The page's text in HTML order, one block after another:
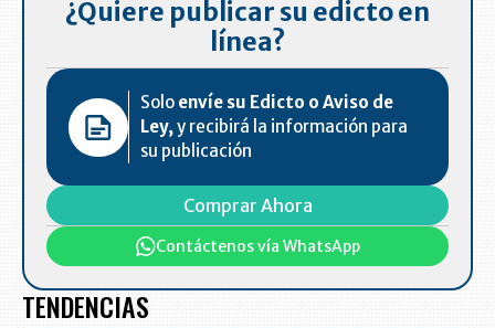
¿Quiere publicar su edicto en
línea?
Solo envíe su Edicto o Aviso de
Ley,y recibirá la información para
su publicación
Comprar Ahora
Contáctenos vía WhatsApp
TENDENCIAS